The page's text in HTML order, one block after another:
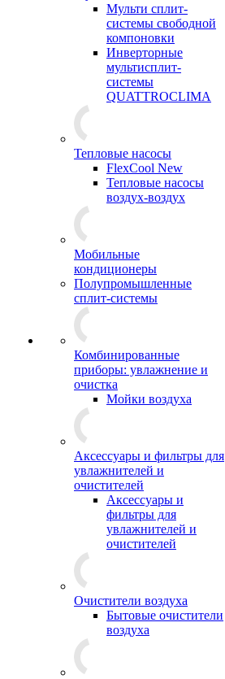
Мульти сплит-
системы свободной
компоновки
Инверторные
мультисплит-
системы
QUATTROCLIMA
Тепловые насосы
FlexCool New
Тепловые насосы
воздух-воздух
Мобильные
кондиционеры
Полупромышленные
сплит-системы
Комбинированные
приборы: увлажнение и
очистка
Мойки воздуха
Аксессуары и фильтры для
увлажнителей и
очистителей
Аксессуары и
фильтры для
увлажнителей и
очистителей
Очистители воздуха
Бытовые очистители
воздуха